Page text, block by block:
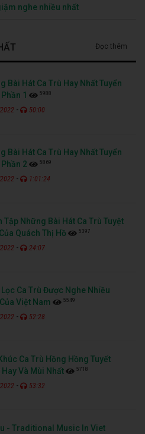
nghe nhiều nhất
Đọc thêm
Bài Hát Ca Trù Hay Nhất Tuyển
1
5988
- 50:00
Bài Hát Ca Trù Hay Nhất Tuyển
2
5869
- 1:01:24
Tập Những Bài Hát Ca Trù Tuyệt
Quách Thị Hồ
5397
- 24:07
Lọc Ca Trù Được Nghe Nhiều
Việt Nam
5549
- 52:28
Khúc Ca Trù Hồng Hồng Tuyết
Hay Và Mùi Nhất
5718
- 53:32
- Traditional Music In Viet